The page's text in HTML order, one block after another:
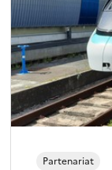
Partenariat